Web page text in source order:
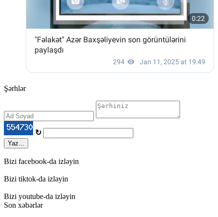
Şərhlər
↻
Yaz...
Bizi facebook-da izləyin
Bizi tiktok-da izləyin
Bizi youtube-da izləyin
Son xəbərlər